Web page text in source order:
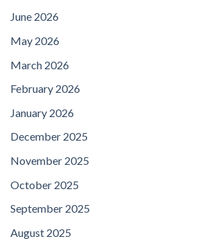
June 2026
May 2026
March 2026
February 2026
January 2026
December 2025
November 2025
October 2025
September 2025
August 2025